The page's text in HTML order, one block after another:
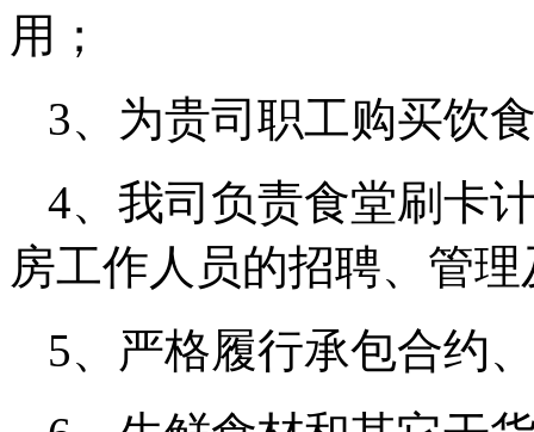
用；
3、为贵司职工购买饮
4、我司负责食堂刷卡
房工作人员的招聘、管
5、严格履行承包合约